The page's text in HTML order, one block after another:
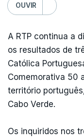
OUVIR
A RTP continua a
os resultados de
Católica
Comemorativa 50
território
Cabo Verde.
Os inquiridos nos